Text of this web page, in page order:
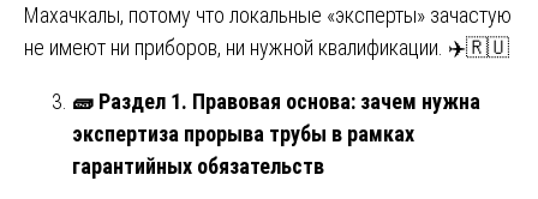
Махачкалы, потому что локальные «эксперты» зачастую
не имеют ни приборов, ни нужной квалификации. ✈️🇷🇺
🧱 Раздел 1. Правовая основа: зачем нужна
экспертиза прорыва трубы в рамках
гарантийных обязательств